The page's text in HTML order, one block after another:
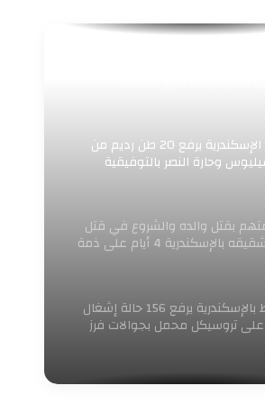
حي غرب الإسكندرية يرفع 20 طن رديم من
وحارة النصر بالتوفيقية
بقتل والده والشروع في قتل
والدته وشقيقه بالإسكندرية 4 أيام على ذمة
حي وسط بالإسكندرية يرفع 156 حالة إشغال
تروسيكل محمل بجوالات فرز